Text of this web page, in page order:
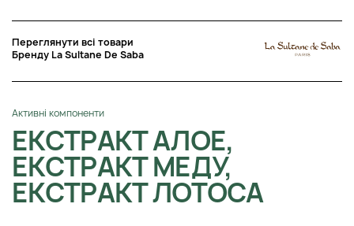
Переглянути всі товари
Бренду La Sultane De Saba
Активні компоненти
ЕКСТРАКТ АЛОЕ,
ЕКСТРАКТ МЕДУ,
ЕКСТРАКТ ЛОТОСА